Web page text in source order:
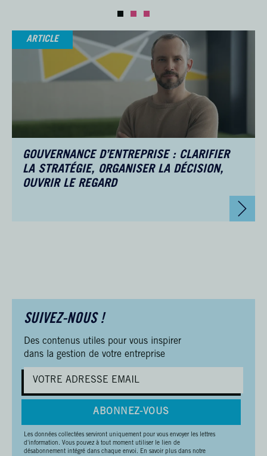
ARTICLE
GOUVERNANCE D’ENTREPRISE : CLARIFIER
LA STRATÉGIE, ORGANISER LA DÉCISION,
OUVRIR LE REGARD
SUIVEZ-NOUS !
Des contenus utiles pour vous inspirer
dans la gestion de votre entreprise
ABONNEZ-VOUS
Les données collectées serviront uniquement pour vous envoyer les lettres
d'information. Vous pouvez à tout moment utiliser le lien de
désabonnement intégré dans chaque envoi. En savoir plus dans notre